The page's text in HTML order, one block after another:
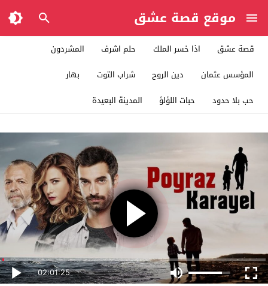
موقع قصة عشق
قصة عشق اذا خسر الملك حلم اشرف
المشردون
المؤسس عثمان
دين الروح شراب التوت
بهار
حب بلا حدود
حبات اللؤلؤ المدينة البعيدة
02:01:25